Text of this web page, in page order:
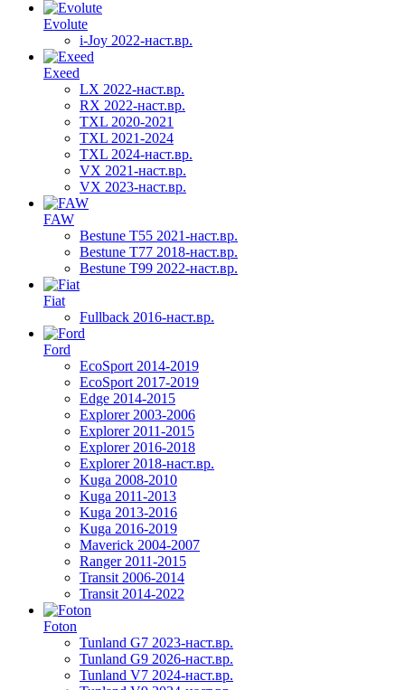
Evolute
i-Joy 2022-наст.вр.
Exeed
LX 2022-наст.вр.
RX 2022-наст.вр.
TXL 2020-2021
TXL 2021-2024
TXL 2024-наст.вр.
VX 2021-наст.вр.
VX 2023-наст.вр.
FAW
Bestune T55 2021-наст.вр.
Bestune T77 2018-наст.вр.
Bestune T99 2022-наст.вр.
Fiat
Fullback 2016-наст.вр.
Ford
EcoSport 2014-2019
EcoSport 2017-2019
Edge 2014-2015
Explorer 2003-2006
Explorer 2011-2015
Explorer 2016-2018
Explorer 2018-наст.вр.
Kuga 2008-2010
Kuga 2011-2013
Kuga 2013-2016
Kuga 2016-2019
Maverick 2004-2007
Ranger 2011-2015
Transit 2006-2014
Transit 2014-2022
Foton
Tunland G7 2023-наст.вр.
Tunland G9 2026-наст.вр.
Tunland V7 2024-наст.вр.